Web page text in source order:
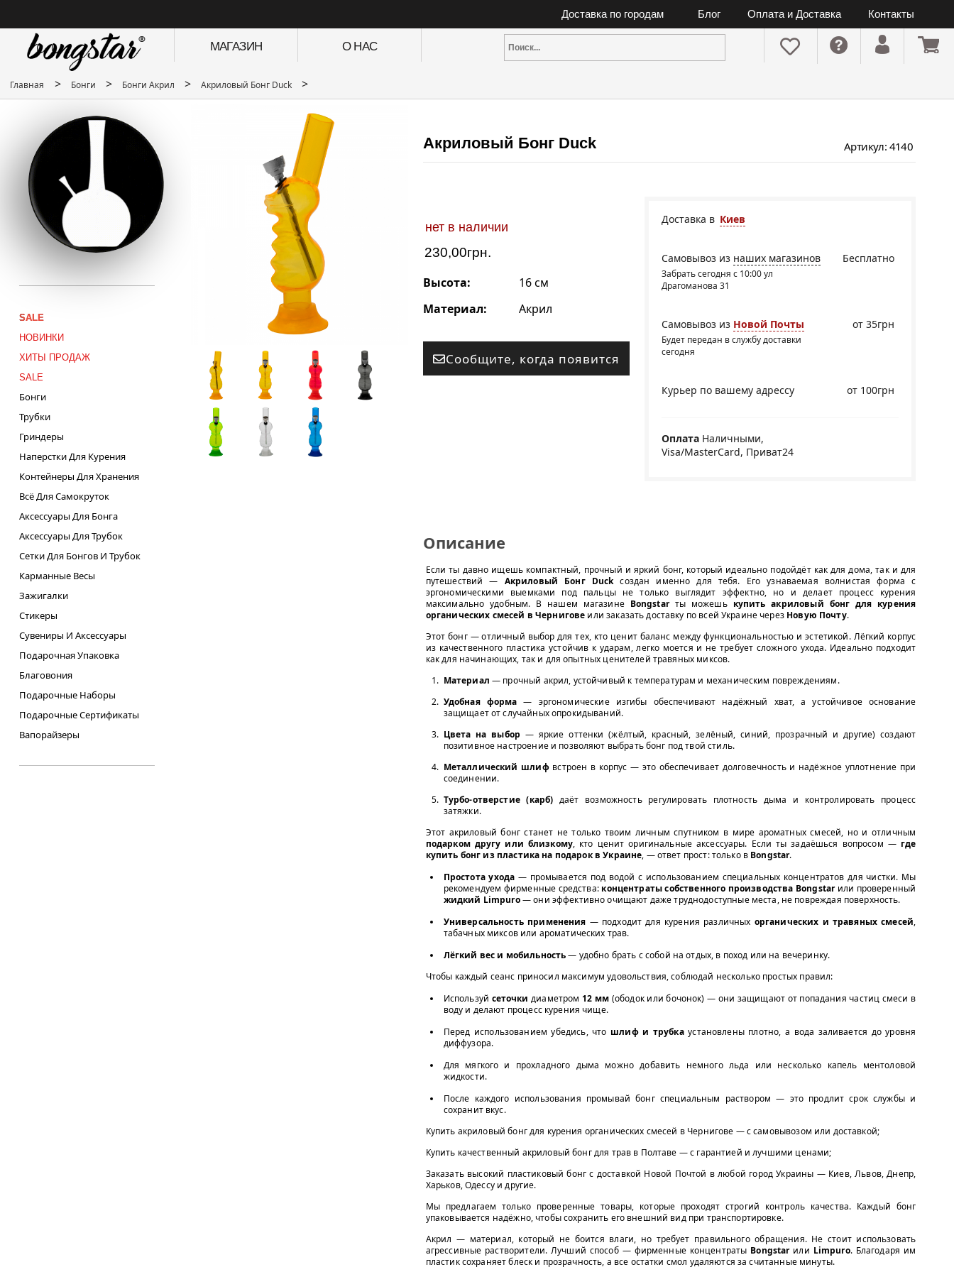
Доставка по городам Блог Оплата и Доставка Контакты
МАГАЗИН О НАС
Главная > Бонги > Бонги Акрил > Акриловый Бонг Duck >
SALE
НОВИНКИ
ХИТЫ ПРОДАЖ
SALE
Бонги
Трубки
Гриндеры
Наперстки Для Курения
Контейнеры Для Хранения
Всё Для Самокруток
Аксессуары Для Бонга
Аксессуары Для Трубок
Сетки Для Бонгов И Трубок
Карманные Весы
Зажигалки
Стикеры
Сувениры И Аксессуары
Подарочная Упаковка
Благовония
Подарочные Наборы
Подарочные Сертификаты
Вапорайзеры
Акриловый Бонг Duck Артикул: 4140
нет в наличии
230,00грн.
Высота:
16 см
Материал:
Акрил
Сообщите, когда появится
Доставка в Киев
Бесплатно
Самовывоз из наших магазинов
Забрать сегодня с 10:00 ул
Драгоманова 31
Самовывоз из Новой Почты
Будет передан в службу доставки
сегодня
от 35грн
Курьер по вашему адрессу от 100грн
Оплата Наличными,
Visa/MasterCard, Приват24
Описание
Если ты давно ищешь компактный, прочный и яркий бонг, который идеально подойдёт как для дома, так и для
путешествий — Акриловый Бонг Duckсоздан именно для тебя. Его узнаваемая волнистая форма с
эргономическими выемками под пальцы не только выглядит эффектно, но и делает процесс курения
максимально удобным. В нашем магазине Bongstarты можешь купить акриловый бонг для курения
органических смесей в Чернигове или заказать доставку по всей Украине через Новую Почту.
Этот бонг — отличный выбор для тех, кто ценит баланс между функциональностью и эстетикой. Лёгкий корпус
из качественного пластика устойчив к ударам, легко моется и не требует сложного ухода. Идеально подходит
как для начинающих, так и для опытных ценителей травяных миксов.
Материал — прочный акрил, устойчивый к температурам и механическим повреждениям.
Удобная форма — эргономические изгибы обеспечивают надёжный хват, а устойчивое основание
защищает от случайных опрокидываний.
Цвета на выбор — яркие оттенки (жёлтый, красный, зелёный, синий, прозрачный и другие) создают
позитивное настроение и позволяют выбрать бонг под твой стиль.
Металлический шлифвстроен в корпус — это обеспечивает долговечность и надёжное уплотнение при
соединении.
Турбо-отверстие (карб) даёт возможность регулировать плотность дыма и контролировать процесс
затяжки.
Этот акриловый бонг станет не только твоим личным спутником в мире ароматных смесей, но и отличным
подарком другу или близкому, кто ценит оригинальные аксессуары. Если ты задаёшься вопросом — где
купить бонг из пластика на подарок в Украине, — ответ прост: только в Bongstar.
Простота ухода — промывается под водой с использованием специальных концентратов для чистки. Мы
рекомендуем фирменные средства: концентраты собственного производства Bongstarили проверенный
жидкий Limpuro— они эффективно очищают даже труднодоступные места, не повреждая поверхность.
Универсальность применения — подходит для курения различных органических и травяных смесей,
табачных миксов или ароматических трав.
Лёгкий вес и мобильность— удобно брать с собой на отдых, в поход или на вечеринку.
Чтобы каждый сеанс приносил максимум удовольствия, соблюдай несколько простых правил:
Используй сеточки диаметром12 мм (ободок или бочонок) — они защищают от попадания частиц смеси в
воду и делают процесс курения чище.
Перед использованием убедись, что шлиф и трубкаустановлены плотно, а вода заливается до уровня
диффузора.
Для мягкого и прохладного дыма можно добавить немного льда или несколько капель ментоловой
жидкости.
После каждого использования промывай бонг специальным раствором — это продлит срок службы и
сохранит вкус.
Купить акриловый бонг для курения органических смесей в Чернигове — с самовывозом или доставкой;
Купить качественный акриловый бонг для трав в Полтаве — с гарантией и лучшими ценами;
Заказать высокий пластиковый бонг с доставкой Новой Почтой в любой город Украины — Киев, Львов, Днепр,
Харьков, Одессу и другие.
Мы предлагаем только проверенные товары, которые проходят строгий контроль качества. Каждый бонг
упаковывается надёжно, чтобы сохранить его внешний вид при транспортировке.
Акрил — материал, который не боится влаги, но требует правильного обращения. Не стоит использовать
агрессивные растворители. Лучший способ — фирменные концентраты Bongstarили Limpuro. Благодаря им
пластик сохраняет блеск и прозрачность, а все остатки смол удаляются за считанные минуты.